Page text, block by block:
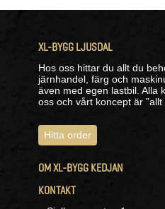
XL-BYGG LJUSDAL
Hos oss hittar du allt du
järnhandel, färg och
även med egen lastbil. Alla
oss och vårt koncept är ”allt
Hitta order
OM XL-BYGG KEDJAN
KONTAKT